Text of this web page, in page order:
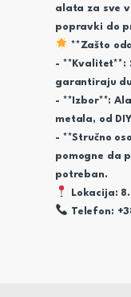
alata za sve
popravki do
**Zašto
- **Kvalitet**:
garantiraju
- **Izbor**:
metala, od
- **Stručno
pomogne da
potreban.
Lokacija:
Telefon: